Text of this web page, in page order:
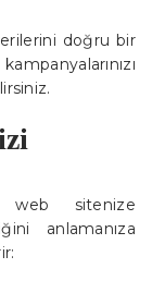
doğru bir
web sitenize
anlamanıza